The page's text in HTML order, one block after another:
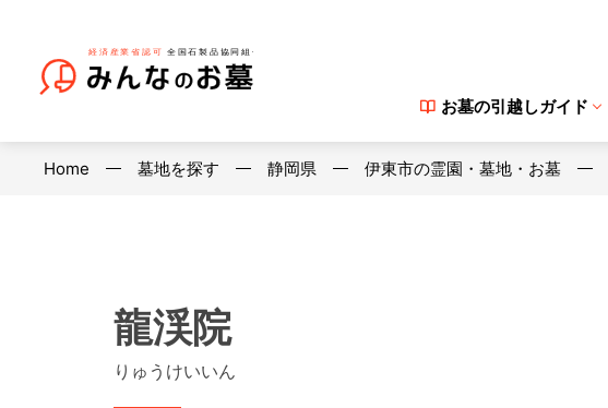
お墓の引越しガイド
Home 墓地を探す 静岡県 伊東市の霊園・墓地・お墓
龍渓院
りゅうけいいん